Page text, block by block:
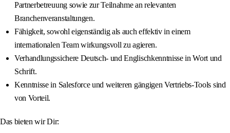
Partnerbetreuung sowie zur Teilnahme an relevanten
Branchenveranstaltungen.
Fähigkeit, sowohl eigenständig als auch effektiv in einem
internationalen Team wirkungsvoll zu agieren.
Verhandlungssichere Deutsch- und Englischkenntnisse in Wort und
Schrift.
Kenntnisse in Salesforce und weiteren gängigen Vertriebs-Tools sind
von Vorteil.
Das bieten wir Dir: